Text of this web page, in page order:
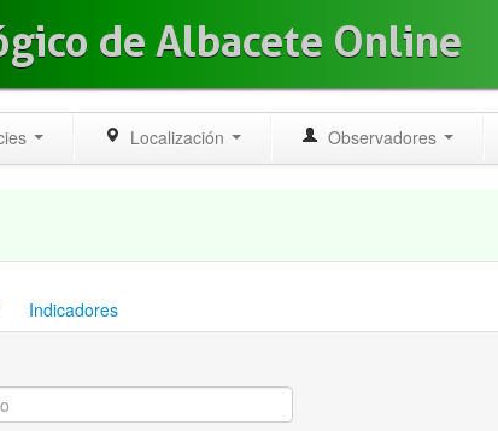
de Albacete Online
Localización Observadores
Indicadores